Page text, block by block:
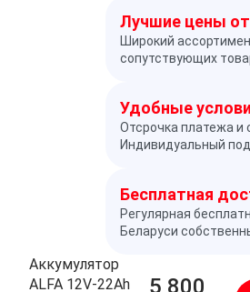
Лучшие цены
Широкий
сопутствующих
Удобные
Отсрочка платежа и
Индивидуальный
Бесплатная
Регулярная
Беларуси
Аккумулятор
ALFA 12V-22Ah
5 800